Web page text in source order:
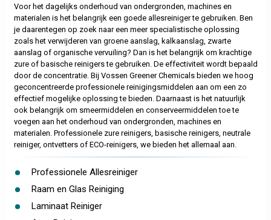
Voor het dagelijks onderhoud van ondergronden, machines en
materialen is het belangrijk een goede allesreiniger te gebruiken. Ben
je daarentegen op zoek naar een meer specialistische oplossing
zoals het verwijderen van groene aanslag, kalkaanslag, zwarte
aanslag of organische vervuiling? Dan is het belangrijk om krachtige
zure of basische reinigers te gebruiken. De effectiviteit wordt bepaald
door de concentratie. Bij Vossen Greener Chemicals bieden we hoog
geconcentreerde professionele reinigingsmiddelen aan om een zo
effectief mogelijke oplossing te bieden. Daarnaast is het natuurlijk
ook belangrijk om smeermiddelen en conserveermiddelen toe te
voegen aan het onderhoud van ondergronden, machines en
materialen. Professionele zure reinigers, basische reinigers, neutrale
reiniger, ontvetters of ECO-reinigers, we bieden het allemaal aan.
Professionele Allesreiniger
Raam en Glas Reiniging
Laminaat Reiniger